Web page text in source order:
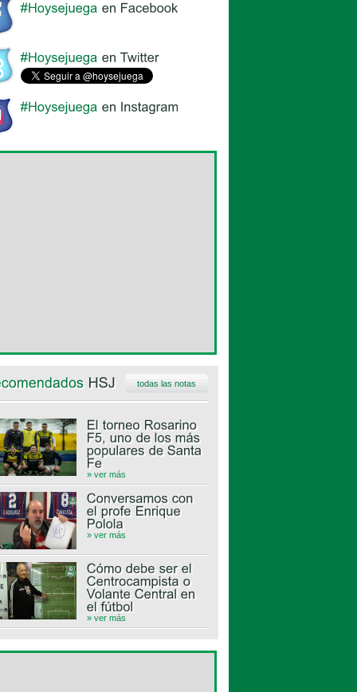
todas las notas
» ver más
» ver más
» ver más